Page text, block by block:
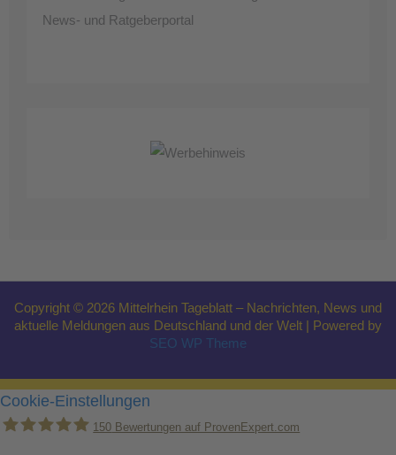
News- und Ratgeberportal
Copyright © 2026 Mittelrhein Tageblatt – Nachrichten, News und
aktuelle Meldungen aus Deutschland und der Welt | Powered by
SEO WP Theme
Cookie-Einstellungen
150 Bewertungen auf ProvenExpert.com